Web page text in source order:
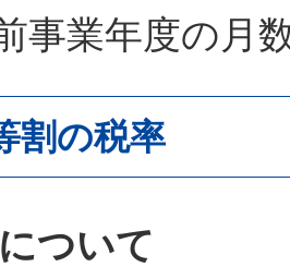
事業年度の月
割の税率
ついて